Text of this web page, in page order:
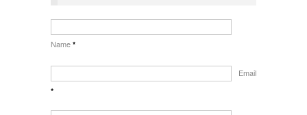
Name *
Email
*